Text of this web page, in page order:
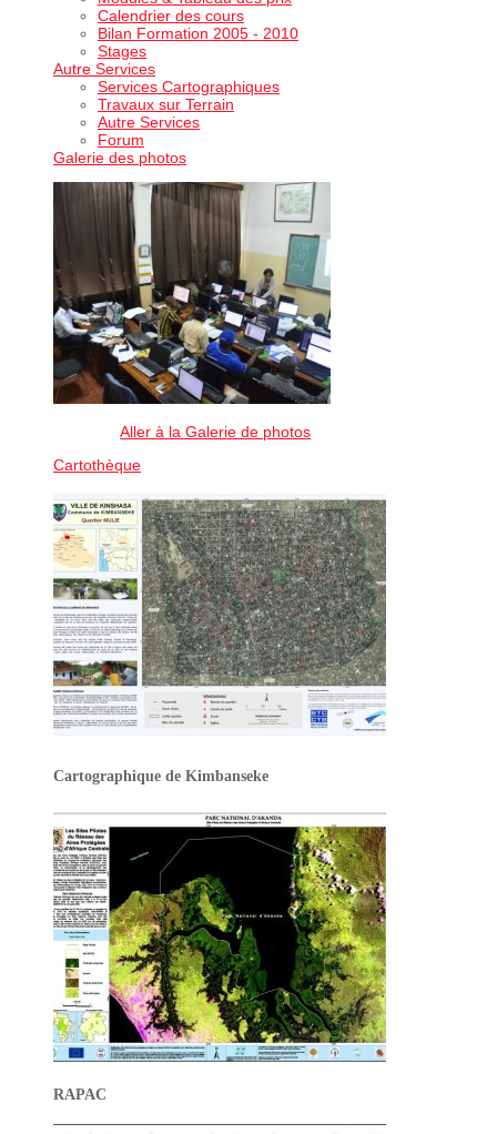
Calendrier des cours
Bilan Formation 2005 - 2010
Stages
Autre Services
Services Cartographiques
Travaux sur Terrain
Autre Services
Forum
Galerie des photos
Aller à la Galerie de photos
Cartothèque
Cartographique de Kimbanseke
RAPAC